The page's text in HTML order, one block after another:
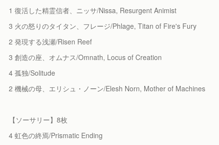
1 復活した精霊信者、ニッサ/Nissa, Resurgent Animist
3 火の怒りのタイタン、フレージ/Phlage, Titan of Fire's Fury
2 発現する浅瀬/Risen Reef
3 創造の座、オムナス/Omnath, Locus of Creation
4 孤独/Solitude
2 機械の母、エリシュ・ノーン/Elesh Norn, Mother of Machines
【ソーサリー】8枚
4 虹色の終焉/Prismatic Ending